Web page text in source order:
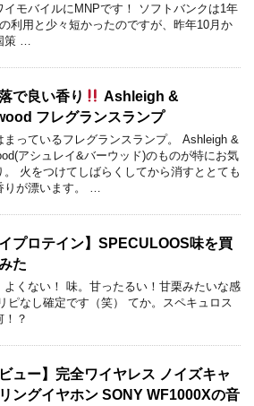
イモバイルにMNPです！ ソフトバンクは1年
利用と少々短かったのですが、昨年10月か
策 …
で良い香り
Ashleigh &
フレグランスランプ
まっているフレグランスランプ。 Ashleigh &
アシュレイ&バーウッド)のものが特にお気
。 火をつけてしばらくしてから消すととても
りが漂います。 …
イプロテイン】SPECULOOS味を買
た
よくない！ 味。甘ったるい！甘栗みたいな感
ピなし確定です（笑） てか。スペキュロス
！？
ビュー】完全ワイヤレス ノイズキャ
ングイヤホン SONY WF1000Xの音